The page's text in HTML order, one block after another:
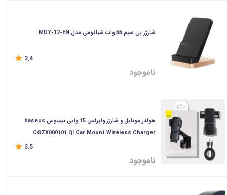
شارژر بی سیم 55 وات شیائومی مدل MDY-12-EN
2.4
ناموجود
هولدر موبایل و شارژر وایرلس 15 واتی بیسوس baseus
CGZX000101 QI Car Mount Wireless Charger
3.5
ناموجود